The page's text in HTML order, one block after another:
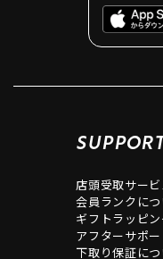
店頭受取サービ
会員ランクに
ギフトラッピ
アフターサポー
下取り保証に